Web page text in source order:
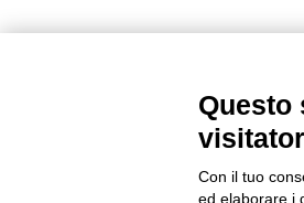
Questo
Con il tuo
ed elaborare i